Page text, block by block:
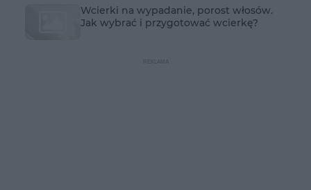
Wcierki na wypadanie, porost włosów.
Jak wybrać i przygotować wcierkę?